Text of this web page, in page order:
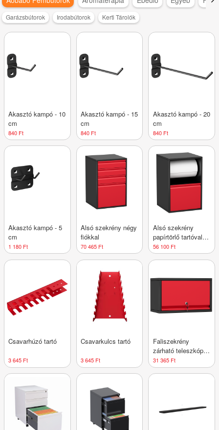
Garázsbútorok Irodabútorok Kerti Tárolók
Akasztó kampó - 10
cm
840 Ft
Akasztó kampó - 15
cm
840 Ft
Akasztó kampó - 20
cm
840 Ft
Akasztó kampó - 5
cm
1 180 Ft
Alsó szekrény négy
fiókkal
70 465 Ft
Alsó szekrény
papírtörlő tartóval
és fiókkal
56 100 Ft
Csavarhúzó tartó
3 645 Ft
Csavarkulcs tartó
3 645 Ft
Faliszekrény
zárható teleszkópos
ajtóval
31 365 Ft